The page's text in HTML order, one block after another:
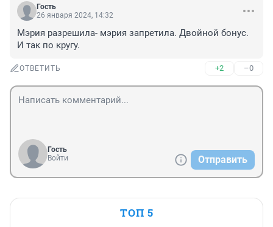
Гость
26 января 2024, 14:32
Мэрия разрешила- мэрия запретила. Двойной бонус.
И так по кругу.
ОТВЕТИТЬ +2 –0
Гость
Войти
Отправить
ТОП 5